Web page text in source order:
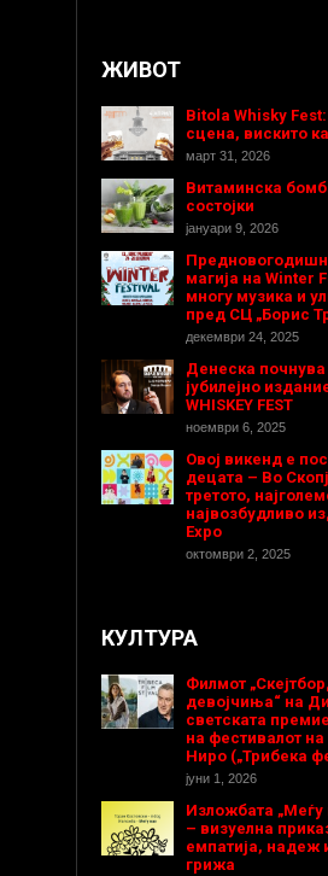
ЖИВОТ
Bitola Whisky
сцена, вискито
март 31, 2026
Витаминска
состојки
јануари 9, 2026
магија на Winter
многу музика и
пред СЦ „Борис
декември 24, 2025
Денеска почнува
јубилејно
WHISKEY FEST
ноември 6, 2025
Овој викенд е
децата – Во
третото,
највозбудливо
Expo
октомври 2, 2025
КУЛТУРА
Филмот
девојчиња“ на
светската
на фестивалот
Ниро („Трибека
јуни 1, 2026
Изложбата „Меѓу
– визуелна
емпатија, надеж
грижа